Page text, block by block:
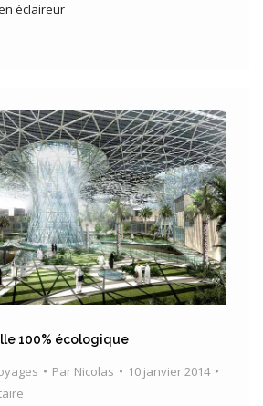
éclaireur
100% écologique
Par Nicolas
10 janvier 2014